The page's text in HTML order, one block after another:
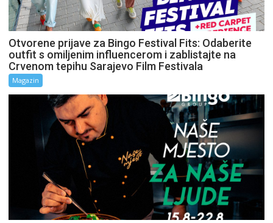
Otvorene prijave za Bingo Festival Fits: Odaberite
outfit s omiljenim influencerom i zablistajte na
Crvenom tepihu Sarajevo Film Festivala
Magazin